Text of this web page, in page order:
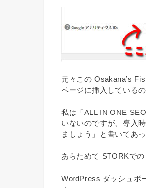
元々この Osakana’s
ページに挿入しているの
私は「ALL IN ONE
いないのですが、導入
ましょう」と書いてあ
あらためて STORKで
WordPress ダッシュボ